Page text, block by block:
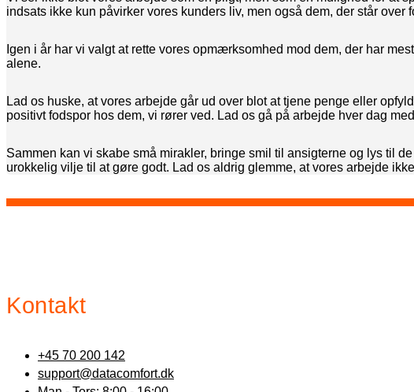
indsats ikke kun påvirker vores kunders liv, men også dem, der står over
Igen i år har vi valgt at rette vores opmærksomhed mod dem, der har
alene.
Lad os huske, at vores arbejde går ud over blot at tjene penge eller
positivt fodspor hos dem, vi rører ved. Lad os gå på arbejde hver dag
Sammen kan vi skabe små mirakler, bringe smil til ansigterne og lys til
urokkelig vilje til at gøre godt. Lad os aldrig glemme, at vores arbejde
Kontakt
+45 70 200 142
support@datacomfort.dk